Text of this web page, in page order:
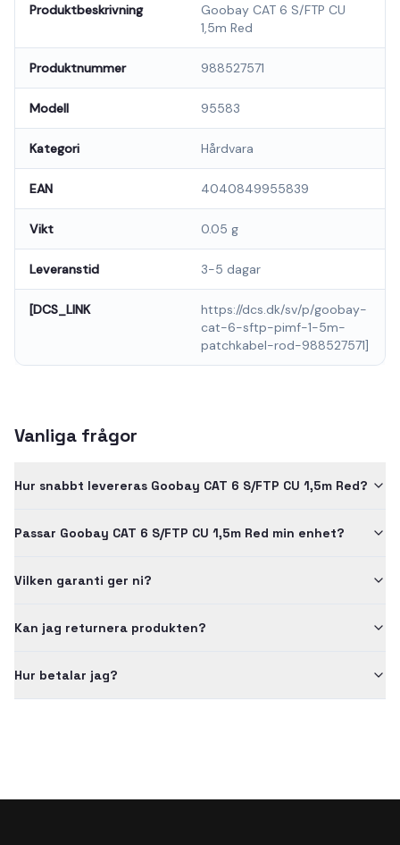
Produktbeskrivning
Goobay CAT 6 S/FTP CU
1,5m Red
Produktnummer 988527571
Modell 95583
Kategori Hårdvara
EAN 4040849955839
Vikt 0.05 g
Leveranstid 3-5 dagar
[DCS_LINK
https://dcs.dk/sv/p/goobay-
cat-6-sftp-pimf-1-5m-
patchkabel-rod-988527571]
Vanliga frågor
Hur snabbt levereras Goobay CAT 6 S/FTP CU 1,5m Red?
Passar Goobay CAT 6 S/FTP CU 1,5m Red min enhet?
Vilken garanti ger ni?
Kan jag returnera produkten?
Hur betalar jag?